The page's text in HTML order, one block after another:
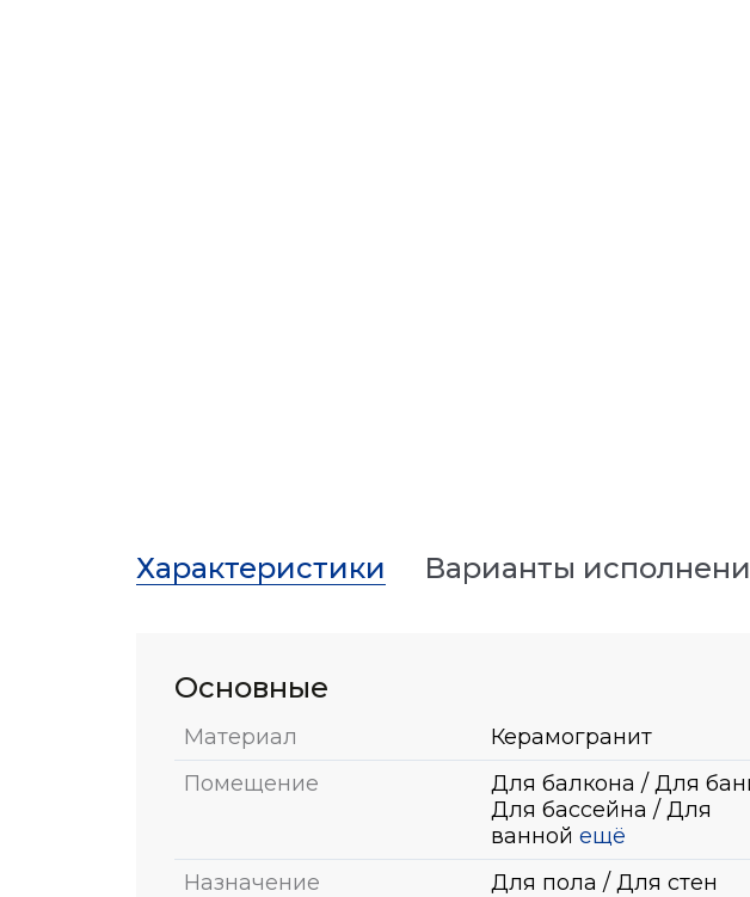
Характеристики Варианты
Основные
Материал
Керамогранит
Помещение
Для балкона / Для
Для бассейна / Для
ванной ещё
Назначение
Для пола / Для стен